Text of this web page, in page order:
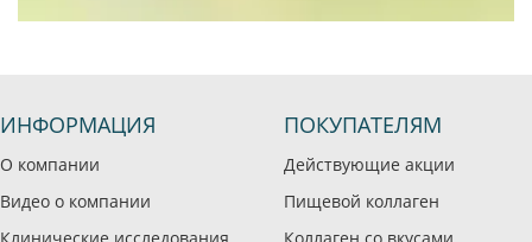
ИНФОРМАЦИЯ
О компании
Видео о компании
ПОКУПАТЕЛЯМ
Действующие акции
Пищевой коллаген